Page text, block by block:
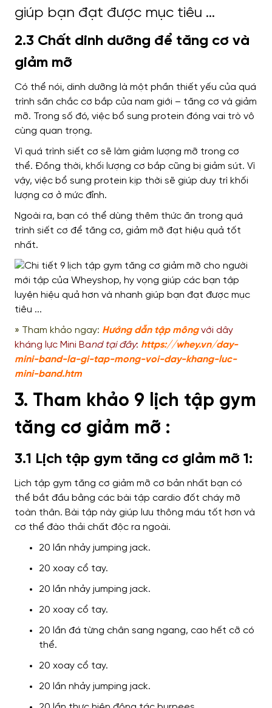
2.3 Chất dinh dưỡng để tăng cơ và
giảm mỡ
Có thể nói, dinh dưỡng là một phần thiết yếu của quá
trình săn chắc cơ bắp của nam giới – tăng cơ và giảm
mỡ. Trong số đó, việc bổ sung protein đóng vai trò vô
cùng quan trọng.
Vì quá trình siết cơ sẽ làm giảm lượng mỡ trong cơ
thể. Đồng thời, khối lượng cơ bắp cũng bị giảm sút. Vì
vậy, việc bổ sung protein kịp thời sẽ giúp duy trì khối
lượng cơ ở mức đỉnh.
Ngoài ra, bạn có thể dùng thêm thức ăn trong quá
trình siết cơ để tăng cơ, giảm mỡ đạt hiệu quả tốt
nhất.
» Tham khảo ngay: Hướng dẫn tập môngvới dây
kháng lực Mini Band tại đây: https://whey.vn/day-
mini-band-la-gi-tap-mong-voi-day-khang-luc-
mini-band.htm
3. Tham khảo 9 lịch tập gym
tăng cơ giảm mỡ :
3.1 Lịch tập gym tăng cơ giảm mỡ 1:
Lịch tập gym tăng cơ giảm mỡ cơ bản nhất bạn có
thể bắt đầu bằng các bài tập cardio đốt cháy mỡ
toàn thân. Bài tập này giúp lưu thông máu tốt hơn và
cơ thể đào thải chất độc ra ngoài.
20 lần nhảy jumping jack.
20 xoay cổ tay.
20 lần nhảy jumping jack.
20 xoay cổ tay.
20 lần đá từng chân sang ngang, cao hết cỡ có
thể.
20 xoay cổ tay.
20 lần nhảy jumping jack.